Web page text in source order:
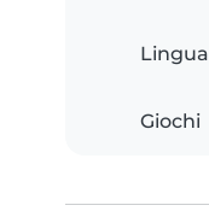
Lingua
Giochi